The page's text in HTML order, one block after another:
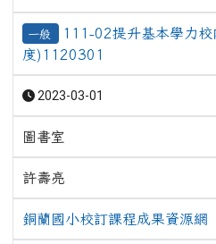
一般
111-02提升基本學力
度)1120301
2023-03-01
圖書室
許壽亮
銅蘭國小校訂課程成果資源網